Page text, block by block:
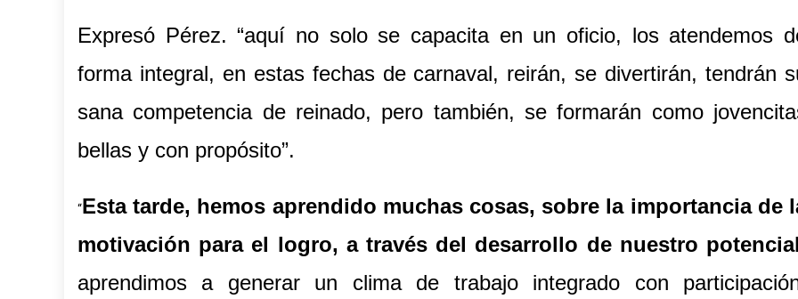
Expresó Pérez. “aquí no solo se capacita en un oficio, los atendemos
forma integral, en estas fechas de carnaval, reirán, se divertirán, tendrán
sana competencia de reinado, pero también, se formarán como
bellas y con propósito”.
“Esta tarde, hemos aprendido muchas cosas, sobre la importancia de
motivación para el logro, a través del desarrollo de nuestro
aprendimos a generar un clima de trabajo integrado con